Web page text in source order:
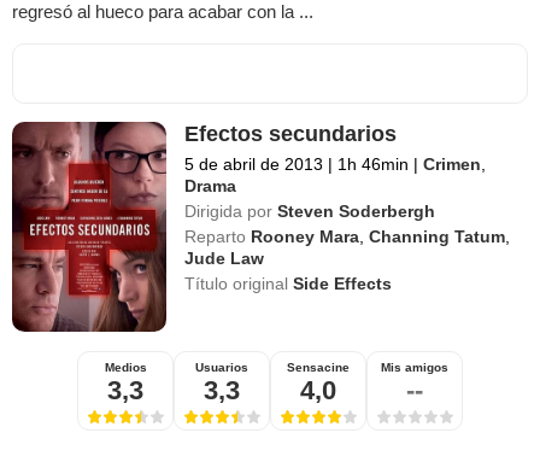
regresó al hueco para acabar con la ...
Efectos secundarios
5 de abril de 2013 | 1h 46min | Crimen,
Drama
Dirigida por Steven Soderbergh
Reparto Rooney Mara,Channing Tatum,
Jude Law
Título originalSide Effects
Medios
3,3
Usuarios
3,3
Sensacine
4,0
Mis amigos
--